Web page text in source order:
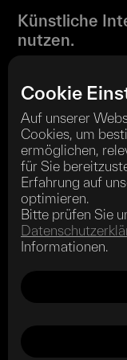
Künstliche
nutzen.
Wir sind
Ignoriere alle
immer, dass
Cookie
Auf unserer
Cookies, um
ermöglichen,
für Sie
Erfahrung auf
optimieren.
Bitte prüfen Sie
Informationen.